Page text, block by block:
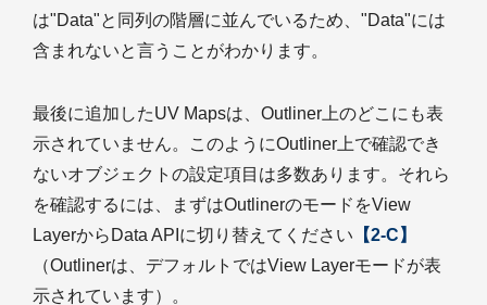
は"Data"と同列の階層に並んでいるため、"Data"には
含まれないと言うことがわかります。
最後に追加したUV Mapsは、Outliner上のどこにも表
示されていません。このようにOutliner上で確認でき
ないオブジェクトの設定項目は多数あります。それら
を確認するには、まずはOutlinerのモードをView
LayerからData APIに切り替えてください 【2-C】
（Outlinerは、デフォルトではView Layerモードが表
示されています）。